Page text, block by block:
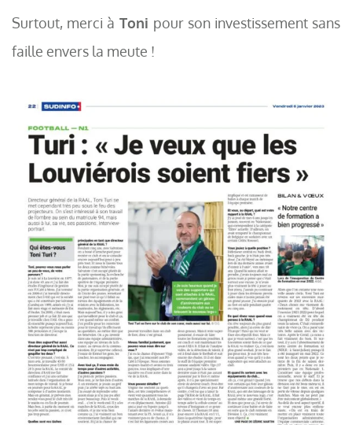
Surtout, merci à Toni pour son investissement sans
faille envers la meute !